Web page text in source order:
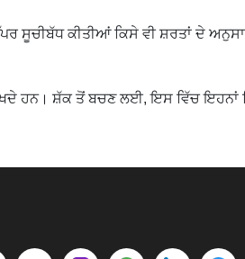
ਸੂਚੀਬੱਧ ਕੀਤੀਆਂ ਕਿਸੇ ਵੀ ਸ਼ਰਤਾਂ ਦੇ
ਹਨ। ਸ਼ੱਕ ਤੋਂ ਬਚਣ ਲਈ, ਇਸ ਵਿੱਚ ਇਹਨਾਂ